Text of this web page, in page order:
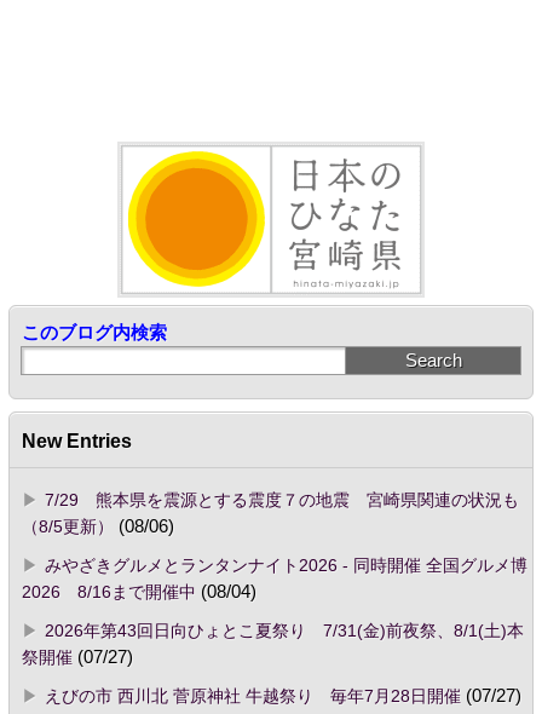
このブログ内検索
New Entries
7/29 熊本県を震源とする震度７の地震 宮崎県関連の状況も
（8/5更新）
(08/06)
みやざきグルメとランタンナイト2026 - 同時開催 全国グルメ博
2026 8/16まで開催中 (08/04)
2026年第43回日向ひょとこ夏祭り 7/31(金)前夜祭、8/1(土)本
祭開催(07/27)
えびの市 西川北 菅原神社 牛越祭り 毎年7月28日開催(07/27)